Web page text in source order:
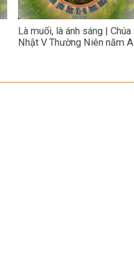
Là muối, là ánh sáng | Chúa
Nhật V Thường Niên năm A